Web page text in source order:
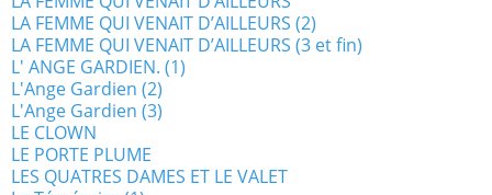
LA FEMME QUI VENAIT D’AILLEURS (2)
LA FEMME QUI VENAIT D’AILLEURS (3 et fin)
L' ANGE GARDIEN. (1)
L'Ange Gardien (2)
L'Ange Gardien (3)
LE CLOWN
LE PORTE PLUME
LES QUATRES DAMES ET LE VALET